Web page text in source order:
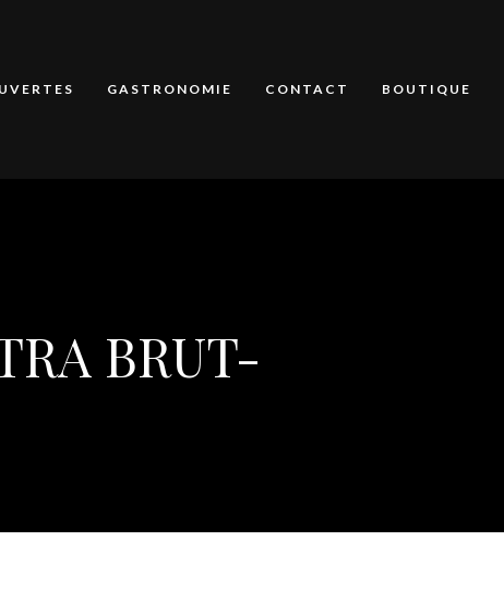
GASTRONOMIE CONTACT BOUTIQUE
BRUT-